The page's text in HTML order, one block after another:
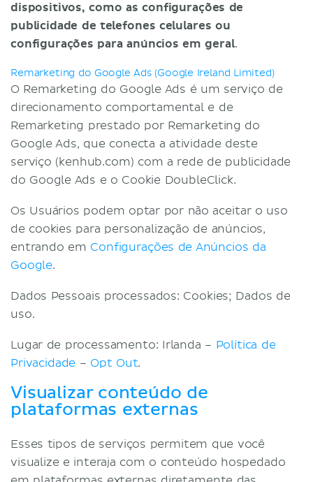
dispositivos, como as configurações de
publicidade de telefones celulares ou
configurações para anúncios em geral.
Remarketing do Google Ads (Google Ireland Limited)
O Remarketing do Google Ads é um serviço de
direcionamento comportamental e de
Remarketing prestado por Remarketing do
Google Ads, que conecta a atividade deste
serviço (kenhub.com) com a rede de publicidade
do Google Ads e o Cookie DoubleClick.
Os Usuários podem optar por não aceitar o uso
de cookies para personalização de anúncios,
entrando em Configurações de Anúncios da
Google.
Dados Pessoais processados: Cookies; Dados de
uso.
Lugar de processamento: Irlanda – Política de
Privacidade – Opt Out.
Visualizar conteúdo de
plataformas externas
Esses tipos de serviços permitem que você
visualize e interaja com o conteúdo hospedado